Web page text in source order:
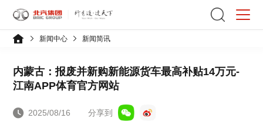
新闻中心 新闻简讯
内蒙古：报废并新购新能源货车最高补贴14万元-
江南APP体育官方网站
2025/08/16 分享到